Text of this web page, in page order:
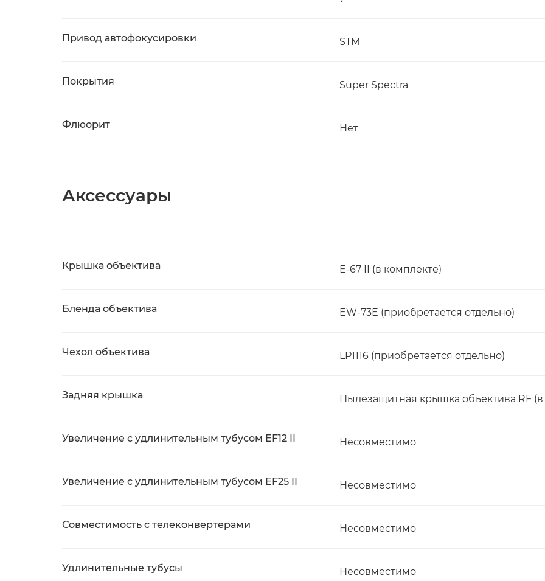
Привод автофокусировки STM
Покрытия Super Spectra
Флюорит Нет
Аксессуары
Крышка объектива E-67 II (в комплекте)
Бленда объектива EW-73E (приобретается отдельно)
Чехол объектива LP1116 (приобретается отдельно)
Задняя крышка Пылезащитная крышка объектива RF (в
Увеличение с удлинительным тубусом EF12 II Несовместимо
Увеличение с удлинительным тубусом EF25 II Несовместимо
Совместимость с телеконвертерами Несовместимо
Удлинительные тубусы Несовместимо